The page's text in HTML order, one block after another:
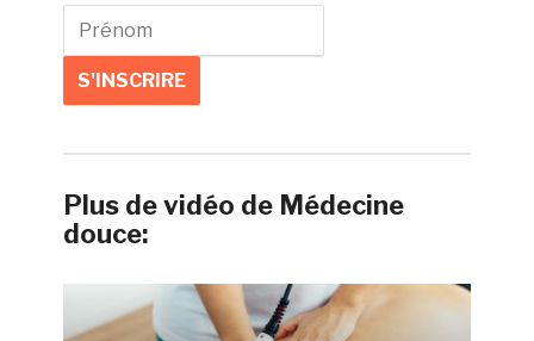
Plus de vidéo de Médecine
douce: